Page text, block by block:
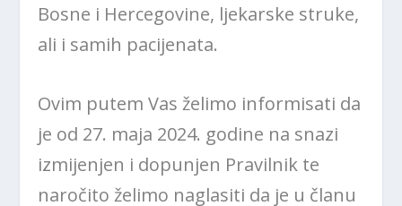
Bosne i Hercegovine, ljekarske struke,
ali i samih pacijenata.
Ovim putem Vas želimo informisati da
je od 27. maja 2024. godine na snazi
izmijenjen i dopunjen Pravilnik te
naročito želimo naglasiti da je u članu